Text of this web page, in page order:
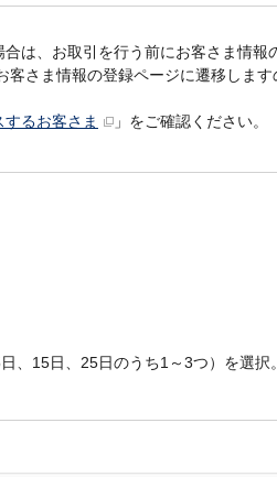
は、お取引を行う前にお客さま情報
さま情報の登録ページに遷移しま
るお客さま 」をご確認ください。
、15日、25日のうち1～3つ）を選択